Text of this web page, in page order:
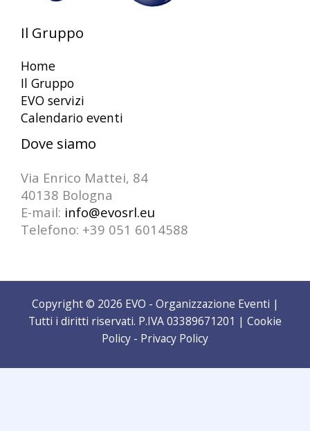
Il Gruppo
Home
Il Gruppo
EVO servizi
Calendario eventi
Dove siamo
Via Enrico Mattei, 84
40138 Bologna
E-mail: info@evosrl.eu
Telefono: +39 051 6014588
Copyright © 2026 EVO - Organizzazione Eventi |
Tutti i diritti riservati. P.IVA 03389671201 | Cookie
Policy - Privacy Policy